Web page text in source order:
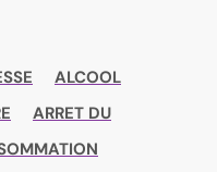
ALCOOL
ARRET DU